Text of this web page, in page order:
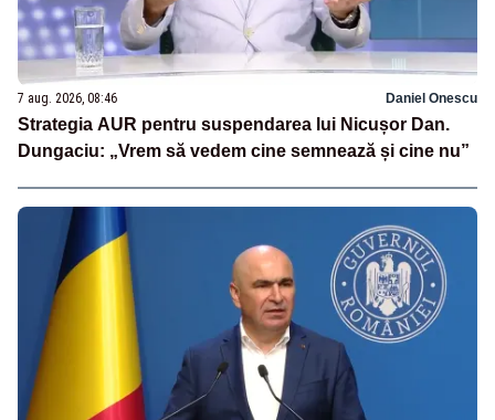
7 aug. 2026, 08:46 Daniel Onescu
Strategia AUR pentru suspendarea lui Nicușor Dan.
Dungaciu: „Vrem să vedem cine semnează și cine nu”